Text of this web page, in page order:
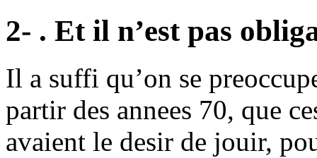
2- . Et il n’est pas
Il a suffi qu’on se
partir des annees 70, que
avaient le desir de jouir,